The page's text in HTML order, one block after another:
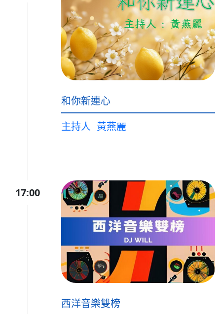
和你新連心
主持人 黃燕麗
17:00
西洋音樂雙榜